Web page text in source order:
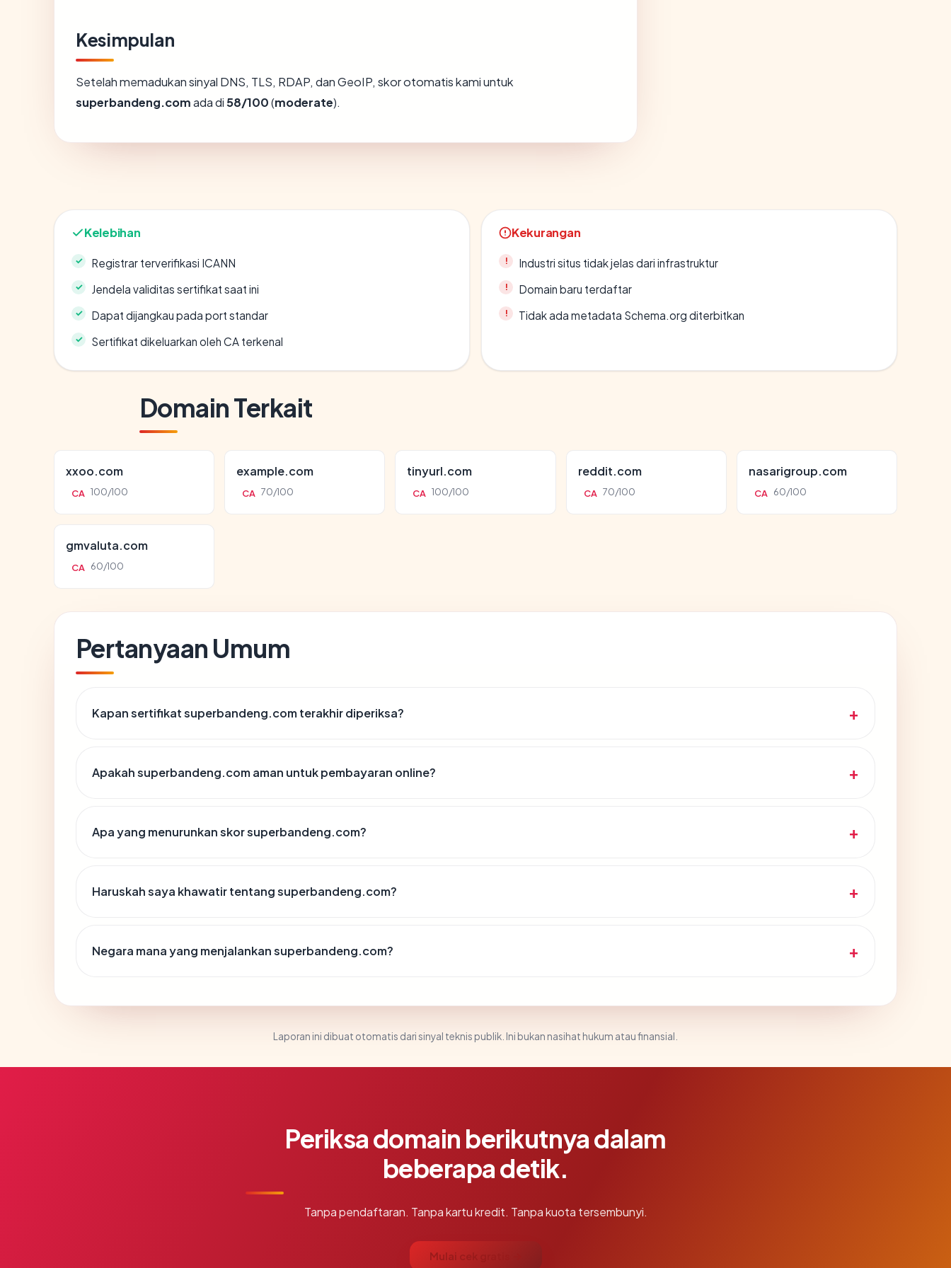
Kesimpulan
Setelah memadukan sinyal DNS, TLS, RDAP, dan GeoIP, skor otomatis kami untuk
superbandeng.comada di58/100(moderate).
Kelebihan
Registrar terverifikasi ICANN
Jendela validitas sertifikat saat ini
Dapat dijangkau pada port standar
Sertifikat dikeluarkan oleh CA terkenal
Kekurangan
Industri situs tidak jelas dari infrastruktur
Domain baru terdaftar
Tidak ada metadata Schema.org diterbitkan
Domain Terkait
xxoo.com
CA 100/100
example.com
CA 70/100
tinyurl.com
CA 100/100
reddit.com
CA 70/100
nasarigroup.com
CA 60/100
gmvaluta.com
CA 60/100
Pertanyaan Umum
Kapan sertifikat superbandeng.com terakhir diperiksa?
Apakah superbandeng.com aman untuk pembayaran online?
Apa yang menurunkan skor superbandeng.com?
Haruskah saya khawatir tentang superbandeng.com?
Negara mana yang menjalankan superbandeng.com?
Laporan ini dibuat otomatis dari sinyal teknis publik. Ini bukan nasihat hukum atau finansial.
Periksa domain berikutnya dalam
beberapa detik.
Tanpa pendaftaran. Tanpa kartu kredit. Tanpa kuota tersembunyi.
Mulai cek gratis →